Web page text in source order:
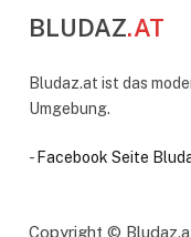
BLUDAZ.AT
Bludaz.at ist das
Umgebung.
- Facebook Seite
Copyright ©